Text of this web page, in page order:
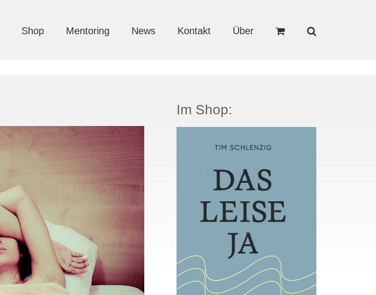
Shop Mentoring News Kontakt Über
Im Shop: